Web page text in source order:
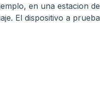
en una estacion
El dispositivo a